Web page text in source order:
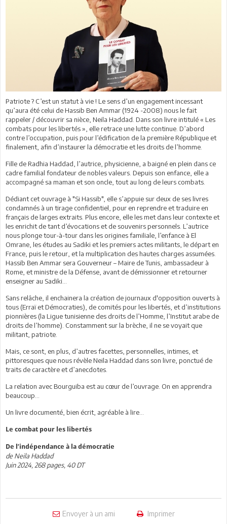
Patriote ? C’est un statut à vie ! Le sens d’un engagement incessant
qu’aura été celui de Hassib Ben Ammar (1924 -2008) nous le fait
rappeler / découvrir sa nièce, Neila Haddad. Dans son livre intitulé « Les
combats pour les libertés », elle retrace une lutte continue. D’abord
contre l’occupation, puis pour l’édification de la première République et
finalement, afin d’instaurer la démocratie et les droits de l’homme.
Fille de Radhia Haddad, l’autrice, physicienne, a baigné en plein dans ce
cadre familial fondateur de nobles valeurs. Depuis son enfance, elle a
accompagné sa maman et son oncle, tout au long de leurs combats.
Dédiant cet ouvrage à "Si Hassib", elle s’appuie sur deux de ses livres
condamnés à un tirage confidentiel, pour en reprendre et traduire en
français de larges extraits. Plus encore, elle les met dans leur contexte et
les enrichit de tant d’évocations et de souvenirs personnels. L’autrice
nous plonge tour-à-tour dans les origines familiale, l’enfance à El
Omrane, les études au Sadiki et les premiers actes militants, le départ en
France, puis le retour, et la multiplication des hautes charges assumées.
Hassib Ben Ammar sera Gouverneur – Maire de Tunis, ambassadeur à
Rome, et ministre de la Défense, avant de démissionner et retourner
enseigner au Sadiki...
Sans relâche, il enchainera la création de journaux d'opposition ouverts à
tous (Erraï et Démocraties), de comités pour les libertés, et d’institutions
pionnières (la Ligue tunisienne des droits de l’Homme, l’Institut arabe de
droits de l’homme). Constamment sur la brèche, il ne se voyait que
militant, patriote.
Mais, ce sont, en plus, d’autres facettes, personnelles, intimes, et
pittoresques que nous révèle Neila Haddad dans son livre, ponctué de
traits de caractère et d’anecdotes.
La relation avec Bourguiba est au cœur de l’ouvrage. On en apprendra
beaucoup…
Un livre documenté, bien écrit, agréable à lire…
Le combat pour les libertés
De l’indépendance à la démocratie
de Neila Haddad
Juin 2024, 268 pages, 40 DT
Envoyer à un ami Imprimer